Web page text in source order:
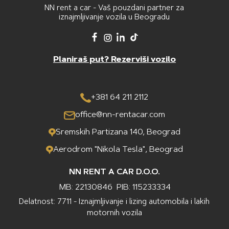
NN rent a car - Vaš pouzdani partner za
iznajmljivanje vozila u Beogradu
Planiraš put? Rezerviši vozilo
+381 64 211 2112
office@nn-rentacar.com
Sremskih Partizana 140, Beograd
Aerodrom "Nikola Tesla", Beograd
NN RENT A CAR D.O.O.
MB: 22130846 PIB: 115233334
Delatnost: 7711 - Iznajmljivanje i lizing automobila i lakih
motornih vozila